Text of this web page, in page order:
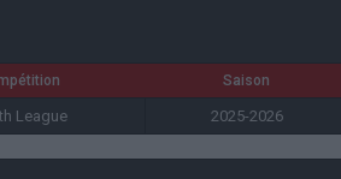
Saison
League 2025-2026